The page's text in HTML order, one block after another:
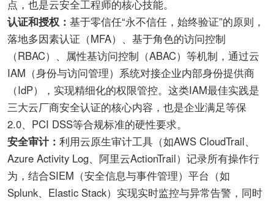
点，也是云安全工程师的核心技能。
认证和授权： 基于零信任“永不信任，始终验证”的原则，
落地多因素认证（MFA）、基于角色的访问控制
（RBAC）、属性基访问控制（ABAC）等机制，通过云
IAM（身份与访问管理）系统对接企业内部身份提供商
（IdP），实现精细化的权限管控。这类IAM最佳实践是
三大云厂商安全认证的核心内容，也是企业满足等保
2.0、PCI DSS等合规标准的硬性要求。
安全审计： 利用云原生审计工具（如AWS CloudTrail、
Azure Activity Log、阿里云ActionTrail）记录所有操作行
为，结合SIEM（安全信息与事件管理）平台（如
Splunk、Elastic Stack）实现实时监控与异常告警，同时